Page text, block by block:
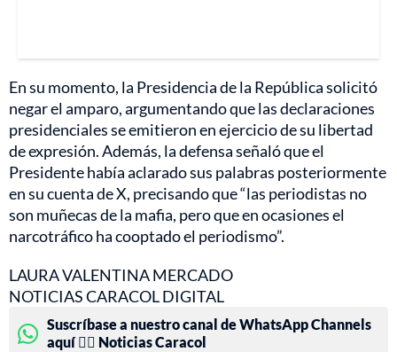
En su momento, la Presidencia de la República solicitó
negar el amparo, argumentando que las declaraciones
presidenciales se emitieron en ejercicio de su libertad
de expresión. Además, la defensa señaló que el
Presidente había aclarado sus palabras posteriormente
en su cuenta de X, precisando que “las periodistas no
son muñecas de la mafia, pero que en ocasiones el
narcotráfico ha cooptado el periodismo”.
LAURA VALENTINA MERCADO
NOTICIAS CARACOL DIGITAL
Suscríbase a nuestro canal de WhatsApp Channels
aquí 👉🏻 Noticias Caracol